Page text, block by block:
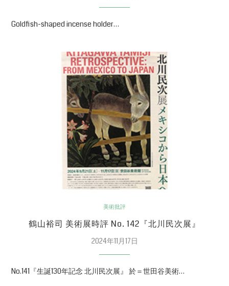
Goldfish-shaped incense holder…
美術批評
鶴山裕司 美術展時評 No. 142『北川民次展』
2024年11月17日
No.141『生誕130年記念 北川民次展』 於＝世田谷美術…